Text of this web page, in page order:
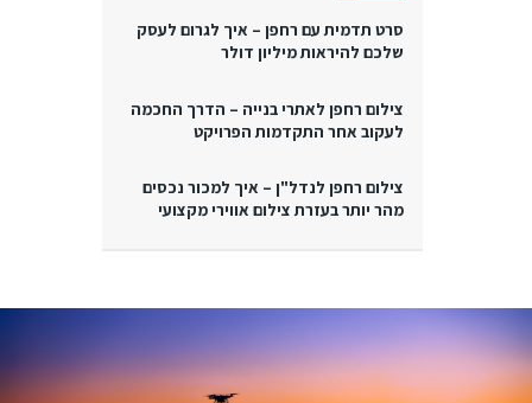
סרט תדמית עם רחפן – איך לגרום לעסק
שלכם להיראות מיליון דולר
צילום רחפן לאתרי בנייה – הדרך החכמה
לעקוב אחר התקדמות הפרויקט
צילום רחפן לנדל"ן – איך למכור נכסים
מהר יותר בעזרת צילום אווירי מקצועי